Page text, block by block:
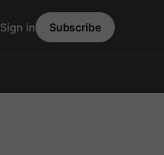
Sign in Subscribe